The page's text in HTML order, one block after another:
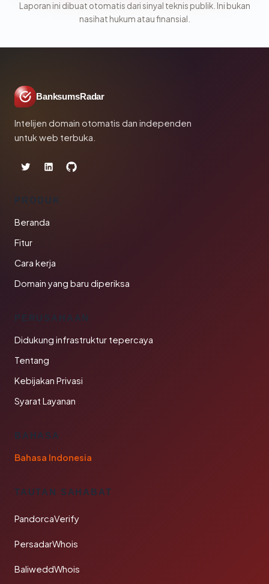
Laporan ini dibuat otomatis dari sinyal teknis publik. Ini bukan
nasihat hukum atau finansial.
BanksumsRadar
Intelijen domain otomatis dan independen
untuk web terbuka.
PRODUK
Beranda
Fitur
Cara kerja
Domain yang baru diperiksa
PERUSAHAAN
Didukung infrastruktur tepercaya
Tentang
Kebijakan Privasi
Syarat Layanan
BAHASA
Bahasa Indonesia
TAUTAN SAHABAT
PandorcaVerify
PersadarWhois
BaliweddWhois